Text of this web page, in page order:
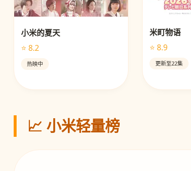
小米的夏天
⭐ 8.2
热映中
米町物语
⭐ 8.9
更新至22集
📈 小米轻量榜